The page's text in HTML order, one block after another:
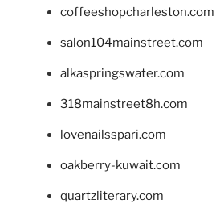
coffeeshopcharleston.com
salon104mainstreet.com
alkaspringswater.com
318mainstreet8h.com
lovenailsspari.com
oakberry-kuwait.com
quartzliterary.com